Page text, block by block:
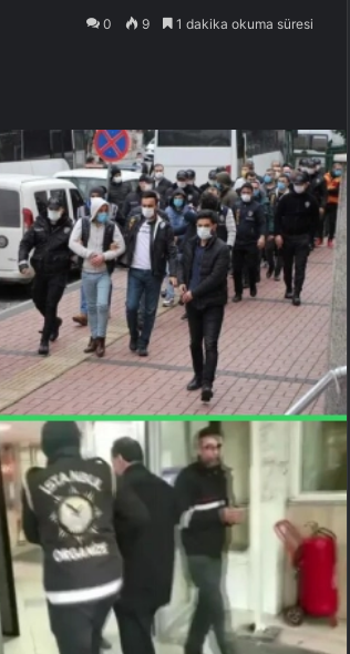
0 9 1 dakika okuma süresi